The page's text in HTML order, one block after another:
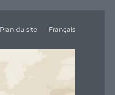
Plan du site Français